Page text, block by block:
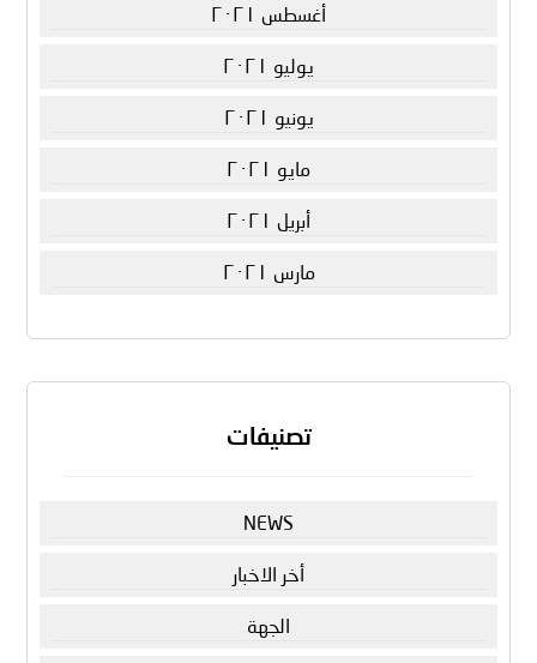
أغسطس ٢٠٢١
يوليو ٢٠٢١
يونيو ٢٠٢١
مايو ٢٠٢١
أبريل ٢٠٢١
مارس ٢٠٢١
تصنيفات
NEWS
أخر الاخبار
الجهة